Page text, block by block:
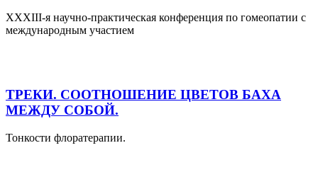
XXXIII-я научно-практическая конференция по гомеопатии с
международным участием
ТРЕКИ. СООТНОШЕНИЕ ЦВЕТОВ БАХА
МЕЖДУ СОБОЙ.
Тонкости флоратерапии.